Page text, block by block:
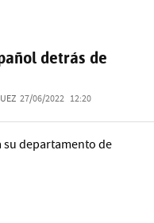
detrás de
27/06/2022 12:20